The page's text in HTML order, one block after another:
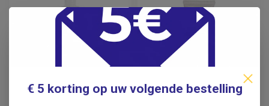
€ 5 korting op uw volgende bestelling